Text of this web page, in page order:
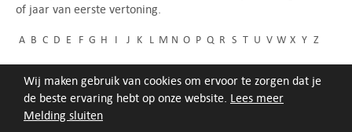
Melding sluiten
Wij maken gebruik van cookies om ervoor te zorgen dat je
de beste ervaring hebt op onze website. Lees meer
of jaar van eerste vertoning.
A B C D E F G H I J K L M N O P Q R S T U V W X Y Z